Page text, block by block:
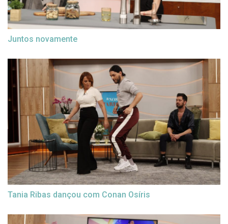
Juntos novamente
Tania Ribas dançou com Conan Osíris